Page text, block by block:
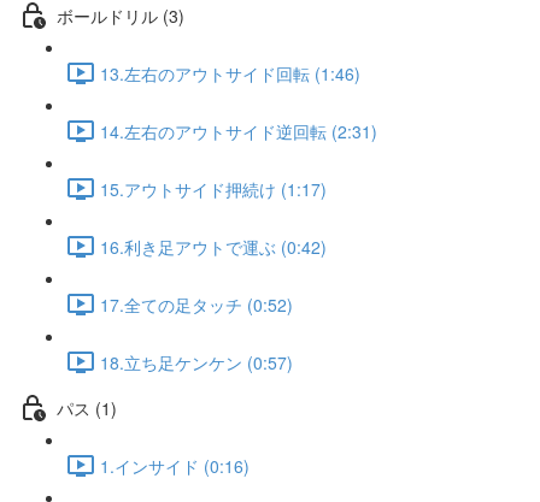
ボールドリル (3)
13.左右のアウトサイド回転 (1:46)
14.左右のアウトサイド逆回転 (2:31)
15.アウトサイド押続け (1:17)
16.利き足アウトで運ぶ (0:42)
17.全ての足タッチ (0:52)
18.立ち足ケンケン (0:57)
パス (1)
1.インサイド (0:16)